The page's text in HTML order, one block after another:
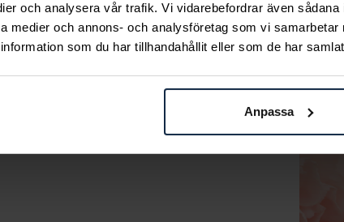
och analysera vår trafik. Vi vidarebefordrar även
medier och annons- och analysföretag som vi
som du har tillhandahållit eller som de har
Anpassa
din drömring för varje tillfälle i livet.
igenom sortimentet för att
stil och smak. Maila oss på